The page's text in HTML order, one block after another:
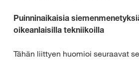
Puinninaikaisia
oikeanlaisilla tekniikoilla
Tähän liittyen huomioi seuraavat